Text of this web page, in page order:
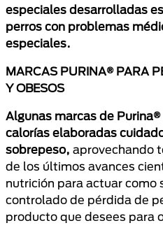
especiales desarrolladas
perros con problemas
especiales.
MARCAS PURINA® PARA
Y OBESOS
Algunas marcas de
calorías elaboradas
sobrepeso, aprovechando
de los últimos avances
nutrición para actuar como
controlado de pérdida de
producto que desees para